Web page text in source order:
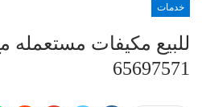
خدمات
للبيع مكيفات مستعمله
65697571